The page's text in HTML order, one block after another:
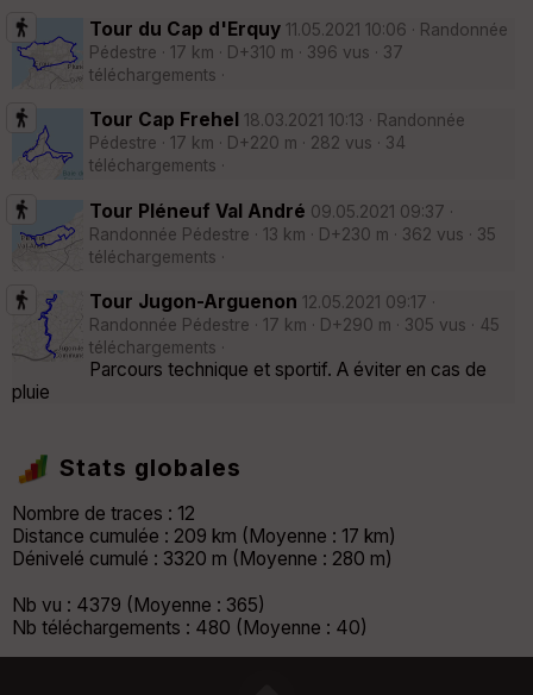
Tour du Cap d'Erquy 11.05.2021 10:06 · Randonnée
Pédestre · 17 km · D+310 m · 396 vus · 37
téléchargements ·
Tour Cap Frehel 18.03.2021 10:13 · Randonnée
Pédestre · 17 km · D+220 m · 282 vus · 34
téléchargements ·
Tour Pléneuf Val André 09.05.2021 09:37 ·
Randonnée Pédestre · 13 km · D+230 m · 362 vus · 35
téléchargements ·
Tour Jugon-Arguenon 12.05.2021 09:17 ·
Randonnée Pédestre · 17 km · D+290 m · 305 vus · 45
téléchargements ·
Parcours technique et sportif. A éviter en cas de
pluie
Stats globales
Nombre de traces : 12
Distance cumulée : 209 km (Moyenne : 17 km)
Dénivelé cumulé : 3320 m (Moyenne : 280 m)
Nb vu : 4379 (Moyenne : 365)
Nb téléchargements : 480 (Moyenne : 40)